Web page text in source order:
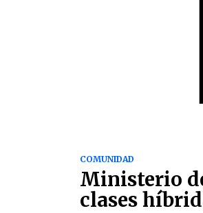
COMUNIDAD
Ministerio
clases